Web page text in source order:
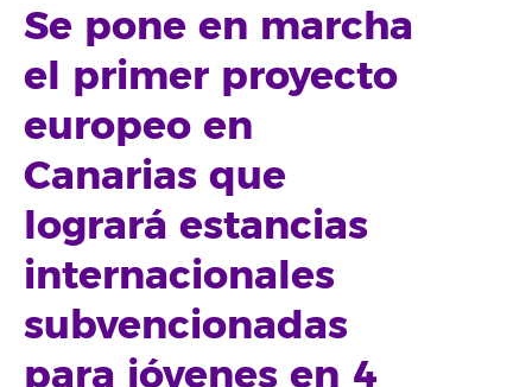
Se pone en marcha
el primer proyecto
europeo en
Canarias que
logrará estancias
internacionales
subvencionadas
para jóvenes en 4